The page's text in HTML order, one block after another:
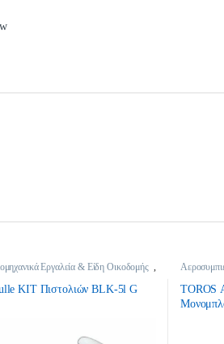
Εργαλεία & Είδη Οικοδομής ,
ΚΙΤ Πιστολιών BLK-5l G
TOROS